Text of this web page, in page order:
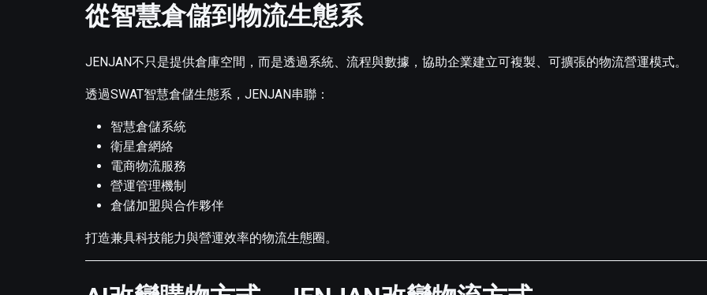
從智慧倉儲到物流生態系
JENJAN不只是提供倉庫空間，而是透過系統、流程與數據，協助企業建立可複製、可擴張的物流營運模式。
透過SWAT智慧倉儲生態系，JENJAN串聯：
智慧倉儲系統
衛星倉網絡
電商物流服務
營運管理機制
倉儲加盟與合作夥伴
打造兼具科技能力與營運效率的物流生態圈。